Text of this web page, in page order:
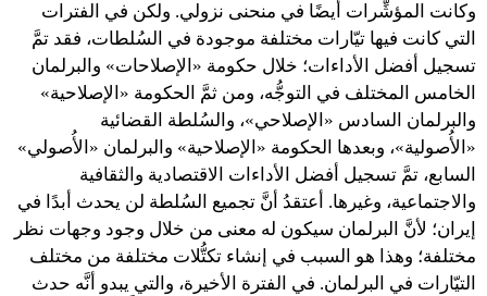
وكانت المؤشِّرات أيضًا في منحنى نزولي. ولكن في الفترات
التي كانت فيها تيّارات مختلفة موجودة في السُلطات، فقد تمَّ
تسجيل أفضل الأداءات؛ خلال حكومة «الإصلاحات» والبرلمان
الخامس المختلف في التوجُّه، ومن ثمَّ الحكومة «الإصلاحية»
والبرلمان السادس «الإصلاحي»، والسُلطة القضائية
«الأُصولية»، وبعدها الحكومة «الإصلاحية» والبرلمان «الأُصولي»
السابع، تمَّ تسجيل أفضل الأداءات الاقتصادية والثقافية
والاجتماعية، وغيرها. أعتقدُ أنَّ تجميع السُلطة لن يحدث أبدًا في
إيران؛ لأنَّ البرلمان سيكون له معنى من خلال وجود وجهات نظر
مختلفة؛ وهذا هو السبب في إنشاء تكتُّلات مختلفة من مختلف
التيّارات في البرلمان. في الفترة الأخيرة، والتي يبدو أنَّه حدث